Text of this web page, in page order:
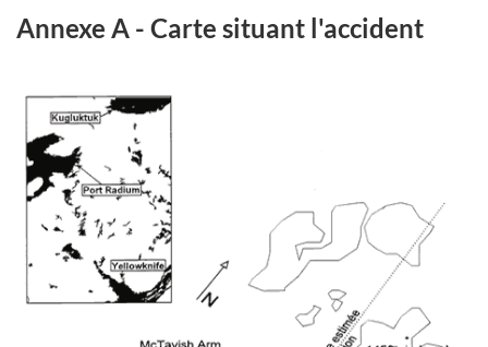
Annexe A - Carte situant l'accident
Image